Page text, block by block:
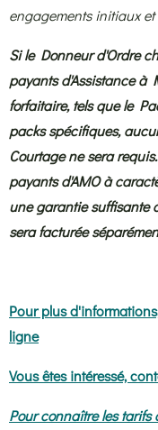
engagements initiaux
Si le Donneur d'Ordre
payants d'Assistance à
forfaitaire, tels que le
packs spécifiques,
Courtage ne sera
payants d'AMO à
une garantie suffisante
sera facturée
Pour plus
ligne
Vous êtes intéressé,
Pour connaître les tarifs